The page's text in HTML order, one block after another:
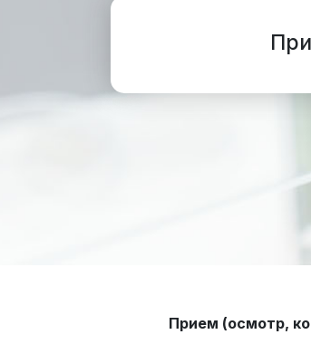
Прием (осмотр,